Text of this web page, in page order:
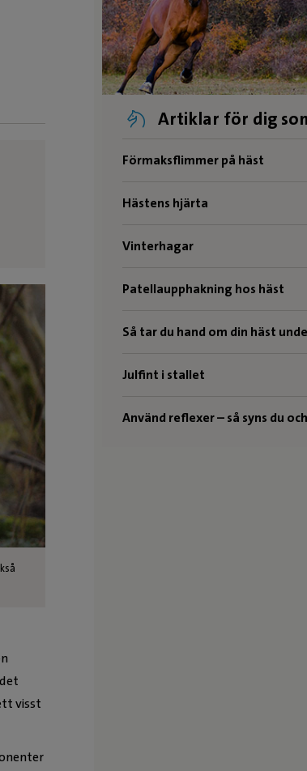
visst
Artiklar för dig
Förmaksflimmer på häst
Hästens hjärta
Vinterhagar
Patellaupphakning hos häst
Så tar du hand om din häst
Julfint i stallet
Använd reflexer – så syns du